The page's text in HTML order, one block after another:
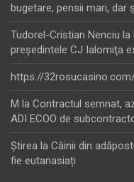
bugetare, pensii mari, dar
Tudorel-Cristian Nenciu la
preşedintele CJ Ialomiţa
https://
M la Contractul semnat,
ADI ECOO de
Ştirea la Câinii din
fie eutanasiați